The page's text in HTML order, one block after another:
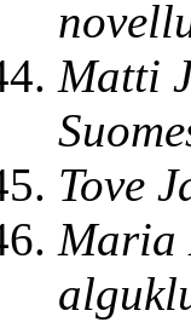
Matti
Tove
Maria